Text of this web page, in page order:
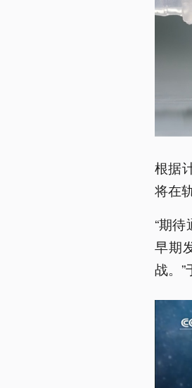
根据
将在
“期
早期
战。”